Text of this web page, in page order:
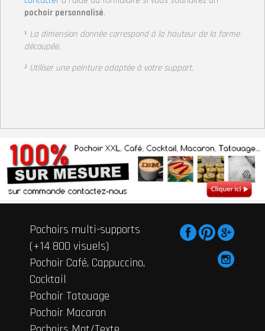
pochoir personnalisé.
¹ La dimension donnée correspond à la hauteur de la forme
découpée.
² Utiliser une peinture adaptée à votre support.
Pochoirs multi-supports
(+14 800 visuels)
Pochoir Café, Cappuccino,
Cocktail
Pochoir Tatouage
Pochoir Macaron